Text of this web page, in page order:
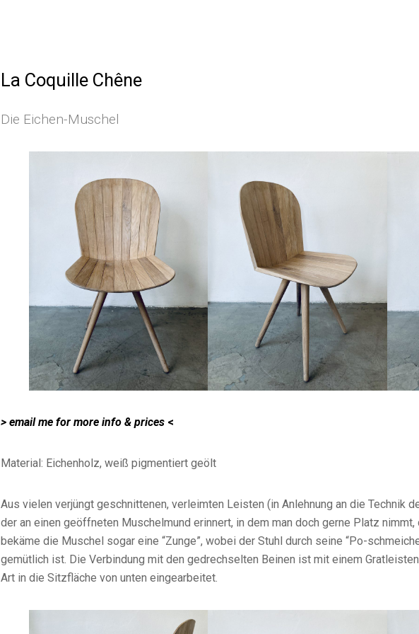
La Coquille Chêne
Die Eichen-Muschel
> email me for more info & prices <
Material: Eichenholz, weiß pigmentiert geölt
Aus vielen verjüngt geschnittenen, verleimten Leisten (in Anlehnung an die Technik
der an einen geöffneten Muschelmund erinnert, in dem man doch gerne Platz
bekäme die Muschel sogar eine “Zunge”, wobei der Stuhl durch seine “Po-
gemütlich ist. Die Verbindung mit den gedrechselten Beinen ist mit einem
Art in die Sitzfläche von unten eingearbeitet.